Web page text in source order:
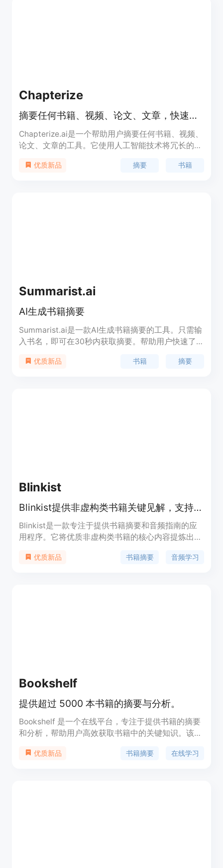
Chapterize
摘要任何书籍、视频、论文、文章，快速获取关键信息
Chapterize.ai是一个帮助用户摘要任何书籍、视频、
论文、文章的工具。它使用人工智能技术将冗长的内
户可以创建自己的摘要库，随时随地查看摘要内容。
优质新品 摘要 书籍
Summarist.ai
AI生成书籍摘要
Summarist.ai是一款AI生成书籍摘要的工具。只需输
入书名，即可在30秒内获取摘要。帮助用户快速了
优质新品 书籍 摘要
Blinkist
Blinkist提供非虚构类书籍关键见解，支持听书，购书最高65% 折扣。
Blinkist是一款专注于提供书籍摘要和音频指南的应
用程序。它将优质非虚构类书籍的核心内容提炼出
在于帮助用户节省时间，快速获取书籍精华知识。主
优质新品 书籍摘要 音频学习
Bookshelf
提供超过 5000 本书籍的摘要与分析。
Bookshelf 是一个在线平台，专注于提供书籍的摘要
和分析，帮助用户高效获取书籍中的关键知识。该产
以通过网站随时随地进行学习。Bookshelf 的设计旨
优质新品 书籍摘要 在线学习